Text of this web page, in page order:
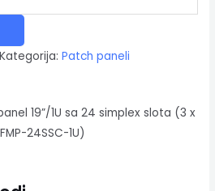
Kategorija:Patch paneli
19”/1U sa 24 simplex slota (3 x
24SSC-1U)